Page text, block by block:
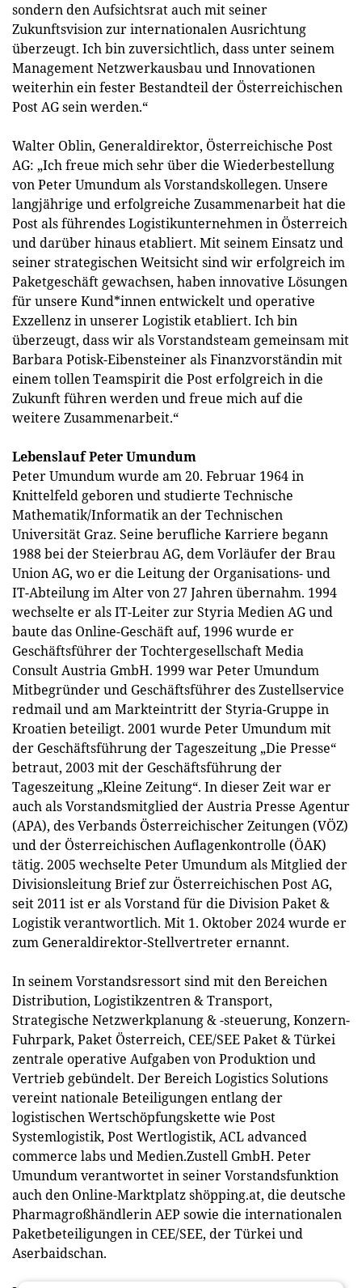
sondern den Aufsichtsrat auch mit seiner
Zukunftsvision zur internationalen Ausrichtung
überzeugt. Ich bin zuversichtlich, dass unter seinem
Management Netzwerkausbau und Innovationen
weiterhin ein fester Bestandteil der Österreichischen
Post AG sein werden.“
Walter Oblin, Generaldirektor, Österreichische Post
AG: „Ich freue mich sehr über die Wiederbestellung
von Peter Umundum als Vorstandskollegen. Unsere
langjährige und erfolgreiche Zusammenarbeit hat die
Post als führendes Logistikunternehmen in Österreich
und darüber hinaus etabliert. Mit seinem Einsatz und
seiner strategischen Weitsicht sind wir erfolgreich im
Paketgeschäft gewachsen, haben innovative Lösungen
für unsere Kund*innen entwickelt und operative
Exzellenz in unserer Logistik etabliert. Ich bin
überzeugt, dass wir als Vorstandsteam gemeinsam mit
Barbara Potisk-Eibensteiner als Finanzvorständin mit
einem tollen Teamspirit die Post erfolgreich in die
Zukunft führen werden und freue mich auf die
weitere Zusammenarbeit.“
Lebenslauf Peter Umundum
Peter Umundum wurde am 20. Februar 1964 in
Knittelfeld geboren und studierte Technische
Mathematik/Informatik an der Technischen
Universität Graz. Seine berufliche Karriere begann
1988 bei der Steierbrau AG, dem Vorläufer der Brau
Union AG, wo er die Leitung der Organisations- und
IT-Abteilung im Alter von 27 Jahren übernahm. 1994
wechselte er als IT-Leiter zur Styria Medien AG und
baute das Online-Geschäft auf, 1996 wurde er
Geschäftsführer der Tochtergesellschaft Media
Consult Austria GmbH. 1999 war Peter Umundum
Mitbegründer und Geschäftsführer des Zustellservice
redmail und am Markteintritt der Styria-Gruppe in
Kroatien beteiligt. 2001 wurde Peter Umundum mit
der Geschäftsführung der Tageszeitung „Die Presse“
betraut, 2003 mit der Geschäftsführung der
Tageszeitung „Kleine Zeitung“. In dieser Zeit war er
auch als Vorstandsmitglied der Austria Presse Agentur
(APA), des Verbands Österreichischer Zeitungen (VÖZ)
und der Österreichischen Auflagenkontrolle (ÖAK)
tätig. 2005 wechselte Peter Umundum als Mitglied der
Divisionsleitung Brief zur Österreichischen Post AG,
seit 2011 ist er als Vorstand für die Division Paket &
Logistik verantwortlich. Mit 1. Oktober 2024 wurde er
zum Generaldirektor-Stellvertreter ernannt.
In seinem Vorstandsressort sind mit den Bereichen
Distribution, Logistikzentren & Transport,
Strategische Netzwerkplanung & -steuerung, Konzern-
Fuhrpark, Paket Österreich, CEE/SEE Paket & Türkei
zentrale operative Aufgaben von Produktion und
Vertrieb gebündelt. Der Bereich Logistics Solutions
vereint nationale Beteiligungen entlang der
logistischen Wertschöpfungskette wie Post
Systemlogistik, Post Wertlogistik, ACL advanced
commerce labs und Medien.Zustell GmbH. Peter
Umundum verantwortet in seiner Vorstandsfunktion
auch den Online-Marktplatz shöpping.at, die deutsche
Pharmagroßhändlerin AEP sowie die internationalen
Paketbeteiligungen in CEE/SEE, der Türkei und
Aserbaidschan.